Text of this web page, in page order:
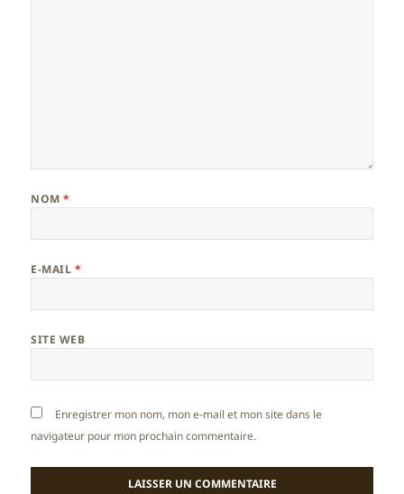
NOM*
E-MAIL *
SITE WEB
Enregistrer mon nom, mon e-mail et mon site dans le
navigateur pour mon prochain commentaire.